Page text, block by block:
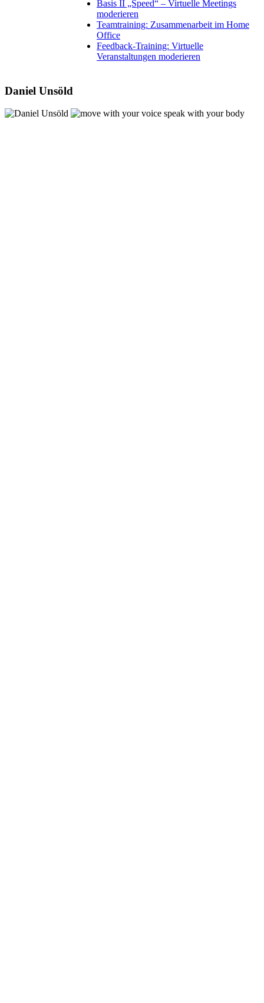
Basis II „Speed“ – Virtuelle Meetings
moderieren
Teamtraining: Zusammenarbeit im Home
Office
Feedback-Training: Virtuelle
Veranstaltungen moderieren
Daniel Unsöld